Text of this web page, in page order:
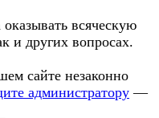
всяческую
и других вопросах.
сайте незаконно
администратору —